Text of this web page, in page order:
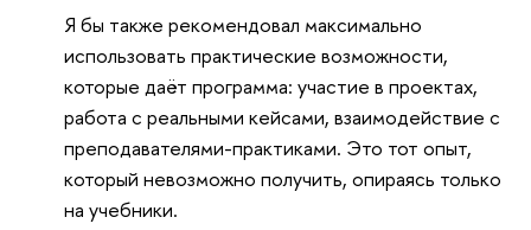
Я бы также рекомендовал максимально
использовать практические возможности,
которые даёт программа: участие в проектах,
работа с реальными кейсами, взаимодействие с
преподавателями-практиками. Это тот опыт,
который невозможно получить, опираясь только
на учебники.